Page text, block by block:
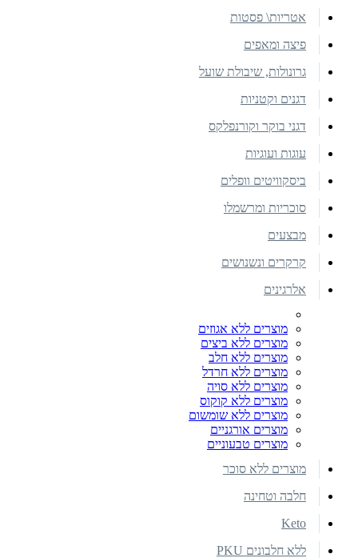
אטריות\ פסטות
פיצה ומאפים
גרונולות, שיבולת שועל
דגנים וקטניות
דגני בוקר וקורנפלקס
עוגות ועוגיות
ביסקוויטים וופלים
סוכריות ומרשמלו
מבצעים
קרקרים ונשנושים
אלרגינים
מוצרים ללא אגוזים
מוצרים ללא ביצים
מוצרים ללא חלב
מוצרים ללא חרדל
מוצרים ללא סויה
מוצרים ללא קוקוס
מוצרים ללא שומשום
מוצרים אורגניים
מוצרים טבעוניים
מוצרים ללא סוכר
חלבה וטחינה
Keto
ללא חלבונים PKU